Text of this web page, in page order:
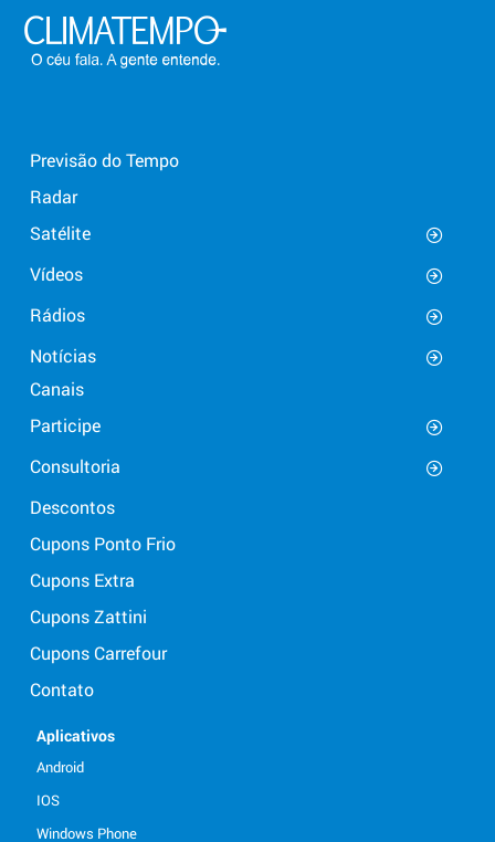
Previsão do Tempo
Radar
Satélite
Vídeos
Rádios
Notícias
Canais
Participe
Consultoria
Descontos
Cupons Ponto Frio
Cupons Extra
Cupons Zattini
Cupons Carrefour
Contato
Aplicativos
Android
IOS
Windows Phone